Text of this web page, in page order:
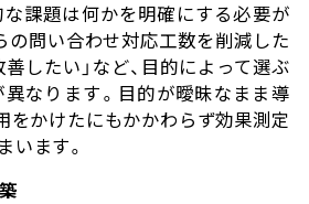
課題は何かを明確にする必要が
の問い合わせ対応工数を削減した
善したい」など、目的によって選ぶ
なります。目的が曖昧なまま導
をかけたにもかかわらず効果測定
います。